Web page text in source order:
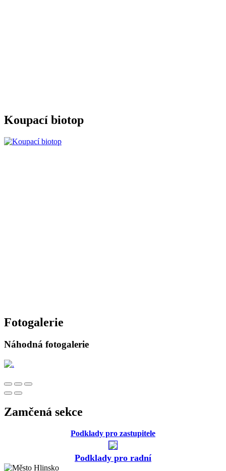
Koupací biotop
Fotogalerie
Náhodná fotogalerie
Zamčená sekce
Podklady pro zastupitele
Podklady pro radní